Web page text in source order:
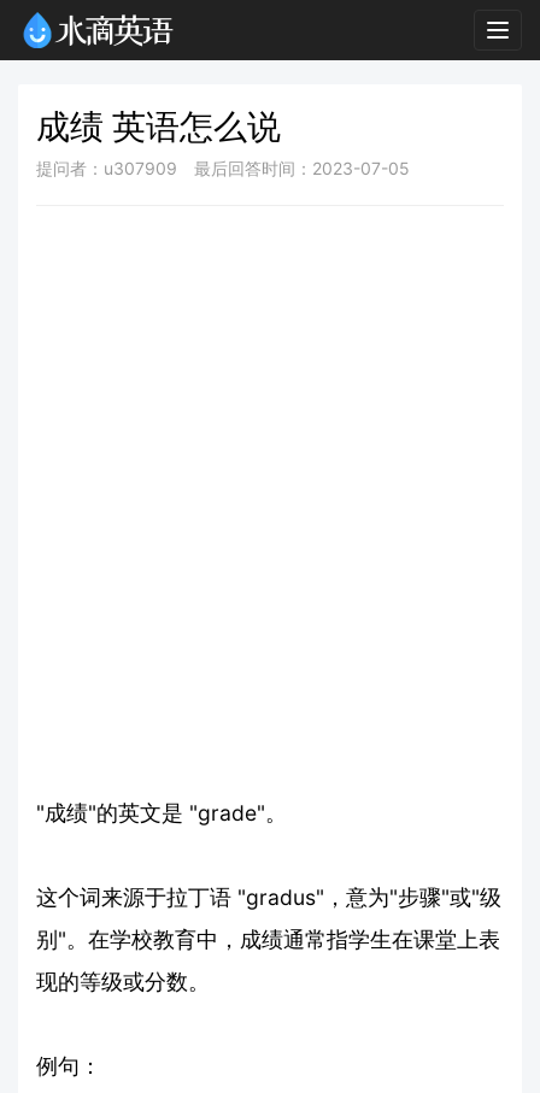
成绩 英语怎么说
提问者：u307909 最后回答时间：2023-07-05
"成绩"的英文是 "grade"。
这个词来源于拉丁语 "gradus"，意为"步骤"或"级
别"。在学校教育中，成绩通常指学生在课堂上表
现的等级或分数。
例句：